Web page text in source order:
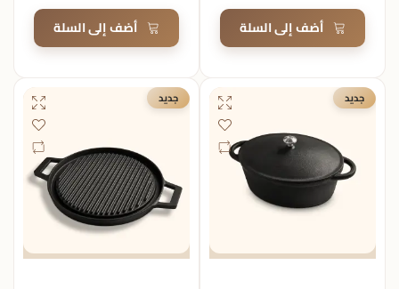
أضف إلى السلة أضف إلى السلة
جديد جديد